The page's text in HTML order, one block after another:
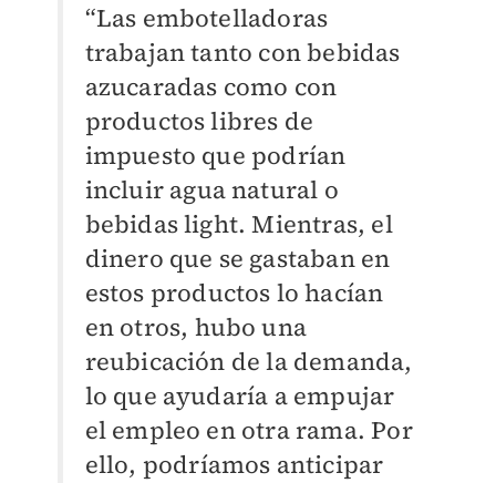
“Las embotelladoras
trabajan tanto con bebidas
azucaradas como con
productos libres de
impuesto que podrían
incluir agua natural o
bebidas light. Mientras, el
dinero que se gastaban en
estos productos lo hacían
en otros, hubo una
reubicación de la demanda,
lo que ayudaría a empujar
el empleo en otra rama. Por
ello, podríamos anticipar